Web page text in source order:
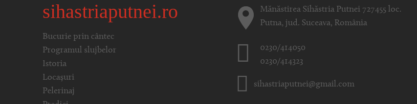
sihastriaputnei.ro
Bucurie prin cântec
Programul slujbelor
Istoria
Locașuri
Pelerinaj
Mănăstirea Sihăstria Putnei 727455 loc.
Putna, jud. Suceava, România
0230/414050
0230/414323
sihastriaputnei@gmail.com